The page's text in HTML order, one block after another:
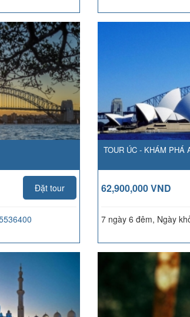
Đặt tour
TOUR ÚC - KHÁM PHÁ
62,900,000 VND
7 ngày 6 đêm, Ngày